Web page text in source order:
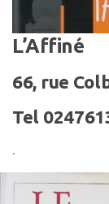
L’Affiné
66, rue
Tel
.